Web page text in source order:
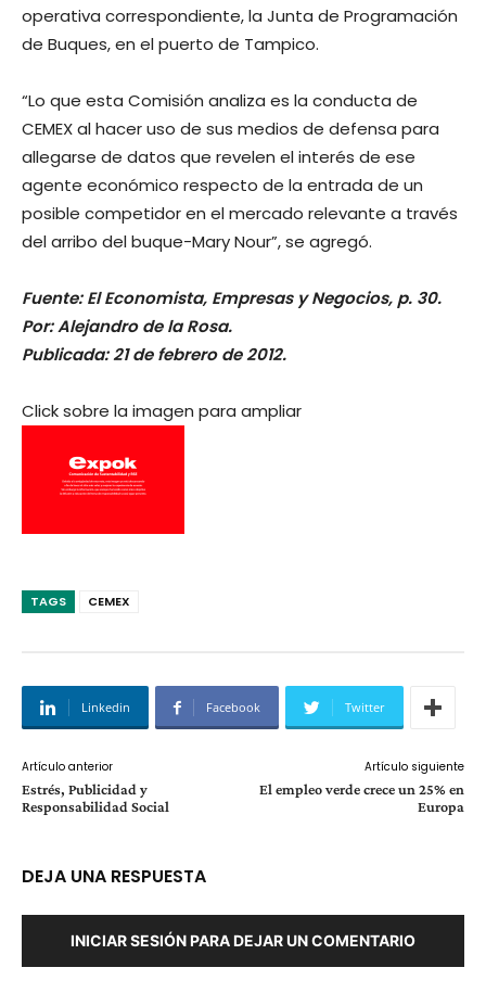
operativa correspondiente, la Junta de Programación
de Buques, en el puerto de Tampico.
“Lo que esta Comisión analiza es la conducta de
CEMEX al hacer uso de sus medios de defensa para
allegarse de datos que revelen el interés de ese
agente económico respecto de la entrada de un
posible competidor en el mercado relevante a través
del arribo del buque-Mary Nour”, se agregó.
Fuente: El Economista, Empresas y Negocios, p. 30.
Por: Alejandro de la Rosa.
Publicada: 21 de febrero de 2012.
Click sobre la imagen para ampliar
TAGS CEMEX
Linkedin Facebook Twitter
Artículo anterior
Estrés, Publicidad y
Responsabilidad Social
Artículo siguiente
El empleo verde crece un 25% en
Europa
DEJA UNA RESPUESTA
INICIAR SESIÓN PARA DEJAR UN COMENTARIO